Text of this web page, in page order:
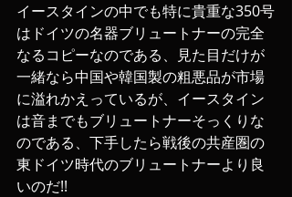
イースタインの中でも特に貴重な350号
はドイツの名器ブリュートナーの完全
なるコピーなのである、見た目だけが
一緒なら中国や韓国製の粗悪品が市場
に溢れかえっているが、イースタイン
は音までもブリュートナーそっくりな
のである、下手したら戦後の共産圏の
東ドイツ時代のブリュートナーより良
いのだ!!